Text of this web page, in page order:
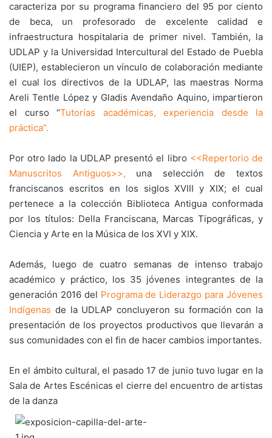
caracteriza por su programa financiero del 95 por ciento
de beca, un profesorado de excelente calidad e
infraestructura hospitalaria de primer nivel. También, la
UDLAP y la Universidad Intercultural del Estado de Puebla
(UIEP), establecieron un vínculo de colaboración mediante
el cual los directivos de la UDLAP, las maestras Norma
Areli Tentle López y Gladis Avendaño Aquino, impartieron
el curso “Tutorías académicas, experiencia desde la
práctica”.
Por otro lado la UDLAP presentó el libro <<Repertorio de
Manuscritos Antiguos>>, una selección de textos
franciscanos escritos en los siglos XVIII y XIX; el cual
pertenece a la colección Biblioteca Antigua conformada
por los títulos: Della Franciscana, Marcas Tipográficas, y
Ciencia y Arte en la Música de los XVI y XIX.
Además, luego de cuatro semanas de intenso trabajo
académico y práctico, los 35 jóvenes integrantes de la
generación 2016 del Programa de Liderazgo para Jóvenes
Indígenas de la UDLAP concluyeron su formación con la
presentación de los proyectos productivos que llevarán a
sus comunidades con el fin de hacer cambios importantes.
En el ámbito cultural, el pasado 17 de junio tuvo lugar en la
Sala de Artes Escénicas el cierre del encuentro de artistas
de la danza